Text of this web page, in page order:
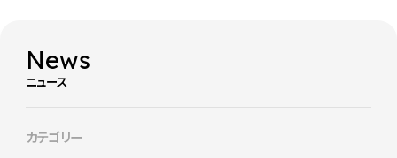
News
ニュース
カテゴリー